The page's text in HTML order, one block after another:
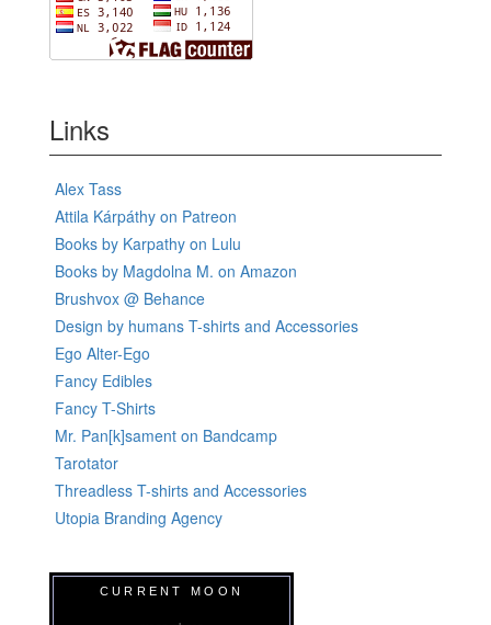
Links
Alex Tass
Attila Kárpáthy on Patreon
Books by Karpathy on Lulu
Books by Magdolna M. on Amazon
Brushvox @ Behance
Design by humans T-shirts and Accessories
Ego Alter-Ego
Fancy Edibles
Fancy T-Shirts
Mr. Pan[k]sament on Bandcamp
Tarotator
Threadless T-shirts and Accessories
Utopia Branding Agency
CURRENT MOON